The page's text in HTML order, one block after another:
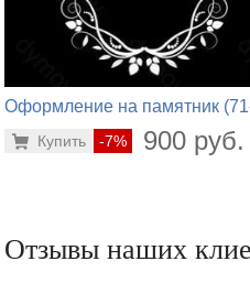
Оформление на памятник
-7% 900 руб.
Купить
Отзывы наших